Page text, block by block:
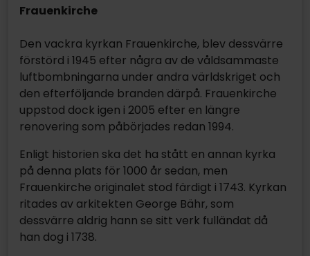
Frauenkirche
Den vackra kyrkan Frauenkirche, blev dessvärre
förstörd i 1945 efter några av de våldsammaste
luftbombningarna under andra världskriget och
den efterföljande branden därpå. Frauenkirche
uppstod dock igen i 2005 efter en längre
renovering som påbörjades redan 1994.
Enligt historien ska det ha stått en annan kyrka
på denna plats för 1000 år sedan, men
Frauenkirche originalet stod färdigt i 1743. Kyrkan
ritades av arkitekten George Bähr, som
dessvärre aldrig hann se sitt verk fulländat då
han dog i 1738.